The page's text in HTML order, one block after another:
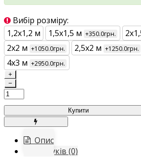
Вибір розміру:
1,2х1,2 м
1,5х1,5 м +350.0грн.
2х2 м +1050.0грн. 2,5х2 м +1250.0грн.
4х3 м +2950.0грн.
+
−
Купити
Опис
Відгуків (0)